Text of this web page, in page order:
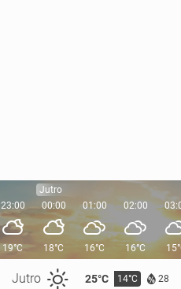
Jutro 25°C 14°C 28
23:00
19°C
Jutro
00:00
18°C
01:00
16°C
02:00
16°C